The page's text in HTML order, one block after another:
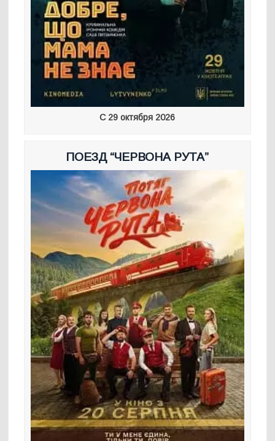
С 29 октября 2026
ПОЕЗД “ЧЕРВОНА РУТА”